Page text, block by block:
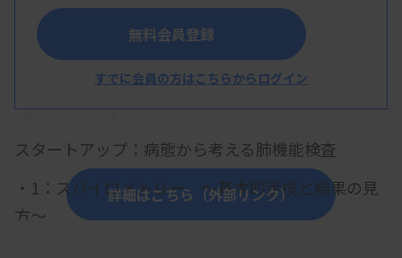
概 要
【プログラム】
スタートアップ：病態から考える肺機能検査
・1：スパイロメトリー ～基本的手技と結果の見
方～
詳細はこちら（外部リンク）
無料会員登録
すでに会員の方はこちらからログイン